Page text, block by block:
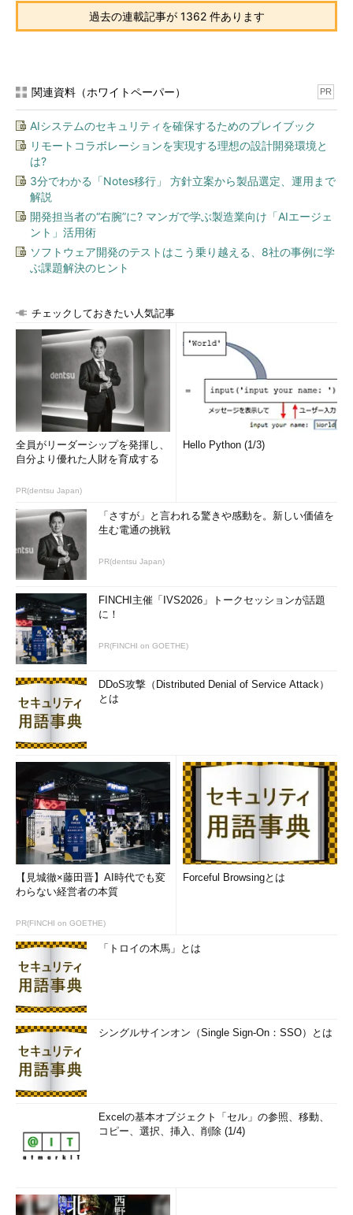
過去の連載記事が 1362 件あります
関連資料（ホワイトペーパー） PR
AIシステムのセキュリティを確保するためのプレイブック
リモートコラボレーションを実現する理想の設計開発環境と
は?
3分でわかる「Notes移行」 方針立案から製品選定、運用まで
解説
開発担当者の“右腕”に? マンガで学ぶ製造業向け「AIエージェ
ント」活用術
ソフトウェア開発のテストはこう乗り越える、8社の事例に学
ぶ課題解決のヒント
チェックしておきたい人気記事
全員がリーダーシップを発揮し、
自分より優れた人財を育成する
PR(dentsu Japan)
Hello Python (1/3)
「さすが」と言われる驚きや感動を。新しい価値を
生む電通の挑戦
PR(dentsu Japan)
FINCHI主催「IVS2026」トークセッションが話題
に！
PR(FINCHI on GOETHE)
DDoS攻撃（Distributed Denial of Service Attack）
とは
【見城徹×藤田晋】AI時代でも変
わらない経営者の本質
PR(FINCHI on GOETHE)
Forceful Browsingとは
「トロイの木馬」とは
シングルサインオン（Single Sign-On：SSO）とは
Excelの基本オブジェクト「セル」の参照、移動、
コピー、選択、挿入、削除 (1/4)